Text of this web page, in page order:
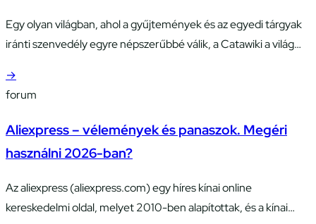
Egy olyan világban, ahol a gyűjtemények és az egyedi tárgyak
iránti szenvedély egyre népszerűbbé válik, a Catawiki a világ
válik. Ez a dinamikus aukciós platform igazi kincsvadász
paradicsom, amely figyelemre méltó választékot kínál – az
érdekes régiségektől a modern műalkotásokig, a ritka érméktől
→
forum
Aliexpress – vélemények és panaszok. Megéri
használni 2026-ban?
Az aliexpress (aliexpress.com) egy híres kínai online
kereskedelmi oldal, melyet 2010-ben alapítottak, és a kínai